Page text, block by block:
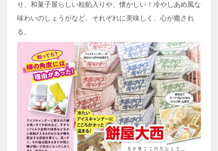
り、和菓子屋らしい粒餡入りや、懐かしい！冷やしあめ風な
味わいのしょうがなど、それぞれに美味しく、心が癒され
る。